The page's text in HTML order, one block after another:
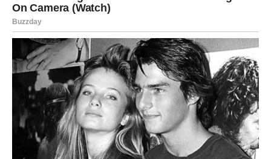
Na ljubavnom planu slijede zanimljivi razgovori i nova
poznanstva.
Rak
Rakovima se vraća bivša ljubav. Osoba koju dugo niste
uspjeli zaboraviti mogla bi ponovo pronaći put do vas i
pokazati da emocije još postoje.